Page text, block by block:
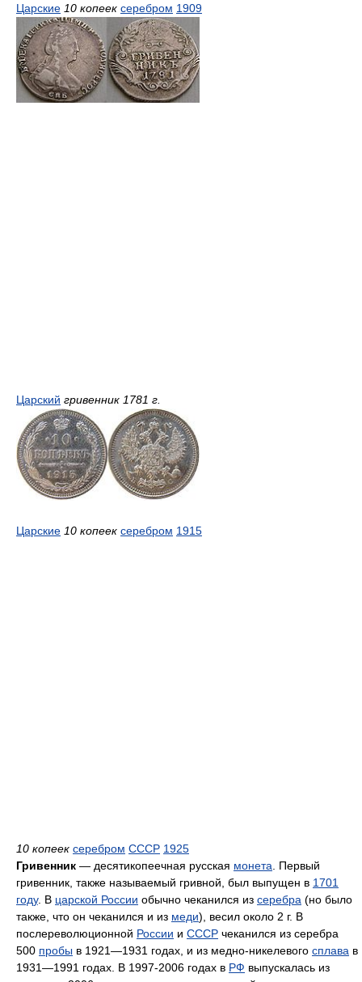
Царские 10 копеек серебром 1909
Царский гривенник 1781 г.
Царские 10 копеек серебром 1915
10 копеек серебром СССР 1925
Гривенник — десятикопеечная русская монета . Первый
гривенник, также называемый гривной, был выпущен в 1701
году. В царской России обычно чеканился из серебра (но было
также, что он чеканился и из меди), весил около 2 г. В
послереволюционной России и СССР чеканился из серебра
500 пробы в 1921—1931 годах, и из медно-никелевого сплава в
1931—1991 годах. В 1997-2006 годах в РФ выпускалась из